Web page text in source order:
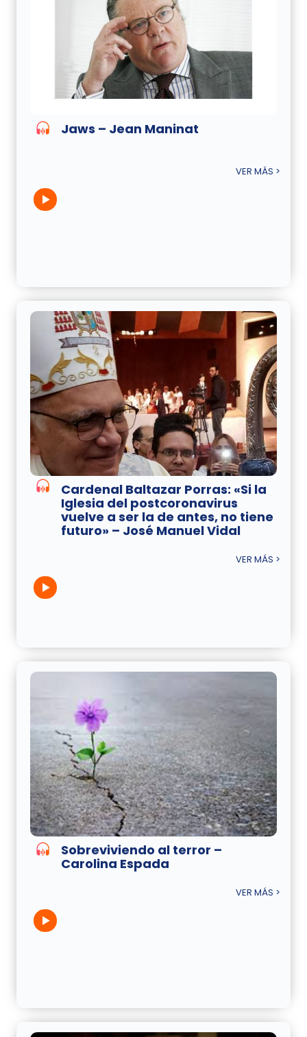
Jaws – Jean Maninat
VER MÁS >
Cardenal Baltazar Porras: «Si la
Iglesia del postcoronavirus
vuelve a ser la de antes, no tiene
futuro» – José Manuel Vidal
VER MÁS >
Sobreviviendo al terror –
Carolina Espada
VER MÁS >